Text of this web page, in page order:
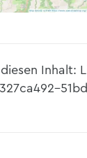
Inhalt: